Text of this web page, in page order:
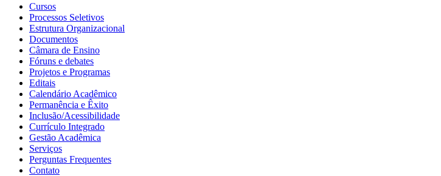
Cursos
Processos Seletivos
Estrutura Organizacional
Documentos
Câmara de Ensino
Fóruns e debates
Projetos e Programas
Editais
Calendário Acadêmico
Permanência e Êxito
Inclusão/Acessibilidade
Currículo Integrado
Gestão Acadêmica
Serviços
Perguntas Frequentes
Contato